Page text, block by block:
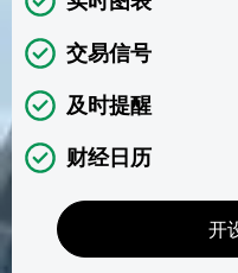
交易信号
及时提醒
财经日历